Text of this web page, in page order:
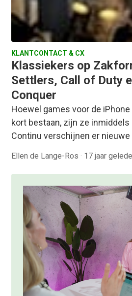
KLANTCONTACT & CX
Klassiekers op
Settlers, Call of Duty
Conquer
Hoewel games voor de
kort bestaan, zijn ze inmiddels
Continu verschijnen er
Ellen de Lange-Ros · 17 jaar